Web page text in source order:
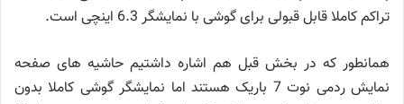
تراکم کاملا قابل قبولی برای گوشی با نمایشگر 6.3 اینچی است.
همانطور که در بخش قبل هم اشاره داشتیم حاشیه های صفحه
نمایش ردمی نوت 7 باریک هستند اما نمایشگر گوشی کاملا بدون